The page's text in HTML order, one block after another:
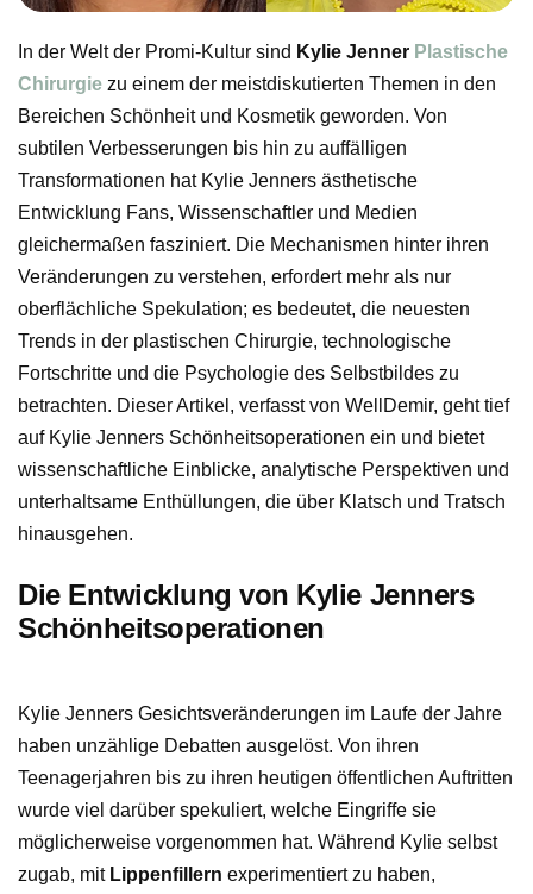
In der Welt der Promi-Kultur sind Kylie Jenner Plastische
Chirurgie zu einem der meistdiskutierten Themen in den
Bereichen Schönheit und Kosmetik geworden. Von
subtilen Verbesserungen bis hin zu auffälligen
Transformationen hat Kylie Jenners ästhetische
Entwicklung Fans, Wissenschaftler und Medien
gleichermaßen fasziniert. Die Mechanismen hinter ihren
Veränderungen zu verstehen, erfordert mehr als nur
oberflächliche Spekulation; es bedeutet, die neuesten
Trends in der plastischen Chirurgie, technologische
Fortschritte und die Psychologie des Selbstbildes zu
betrachten. Dieser Artikel, verfasst von WellDemir, geht tief
auf Kylie Jenners Schönheitsoperationen ein und bietet
wissenschaftliche Einblicke, analytische Perspektiven und
unterhaltsame Enthüllungen, die über Klatsch und Tratsch
hinausgehen.
Die Entwicklung von Kylie Jenners
Schönheitsoperationen
Kylie Jenners Gesichtsveränderungen im Laufe der Jahre
haben unzählige Debatten ausgelöst. Von ihren
Teenagerjahren bis zu ihren heutigen öffentlichen Auftritten
wurde viel darüber spekuliert, welche Eingriffe sie
möglicherweise vorgenommen hat. Während Kylie selbst
zugab, mit Lippenfillern experimentiert zu haben,